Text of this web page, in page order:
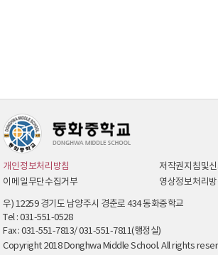
개인정보처리방침
저작권지침및
이메일무단수집거부
영상정보처리방
우) 12259 경기도 남양주시 경춘로 434 동화중학교
Tel : 031-551-0528
Fax : 031-551-7813/ 031-551-7811(행정실)
Copyright 2018 Donghwa Middle School. All rights